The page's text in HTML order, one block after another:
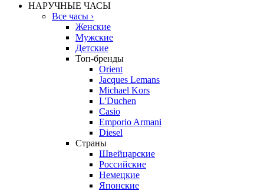
НАРУЧНЫЕ ЧАСЫ
Все часы ›
Женские
Мужские
Детские
Топ-бренды
Orient
Jacques Lemans
Michael Kors
L'Duchen
Casio
Emporio Armani
Diesel
Страны
Швейцарские
Российские
Немецкие
Японские